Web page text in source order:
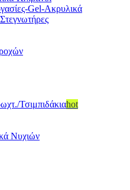
Gel-Ακρυλικά
Τσιμπιδάκιαhot
Νυχιών